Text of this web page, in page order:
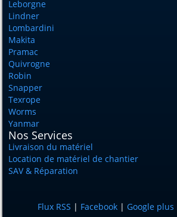
Leborgne
Lindner
Lombardini
Makita
Pramac
Quivrogne
Robin
Snapper
Texrope
Worms
Yanmar
Nos Services
Livraison du matériel
Location de matériel de chantier
SAV & Réparation
Flux RSS | Facebook| Google plus